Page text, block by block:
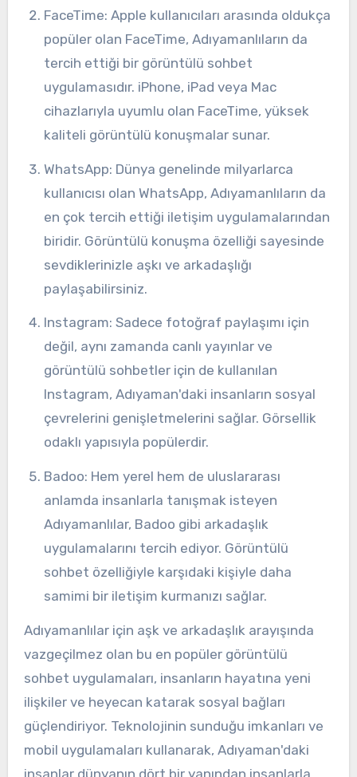
FaceTime: Apple kullanıcıları arasında oldukça
popüler olan FaceTime, Adıyamanlıların da
tercih ettiği bir görüntülü sohbet
uygulamasıdır. iPhone, iPad veya Mac
cihazlarıyla uyumlu olan FaceTime, yüksek
kaliteli görüntülü konuşmalar sunar.
WhatsApp: Dünya genelinde milyarlarca
kullanıcısı olan WhatsApp, Adıyamanlıların da
en çok tercih ettiği iletişim uygulamalarından
biridir. Görüntülü konuşma özelliği sayesinde
sevdiklerinizle aşkı ve arkadaşlığı
paylaşabilirsiniz.
Instagram: Sadece fotoğraf paylaşımı için
değil, aynı zamanda canlı yayınlar ve
görüntülü sohbetler için de kullanılan
Instagram, Adıyaman'daki insanların sosyal
çevrelerini genişletmelerini sağlar. Görsellik
odaklı yapısıyla popülerdir.
Badoo: Hem yerel hem de uluslararası
anlamda insanlarla tanışmak isteyen
Adıyamanlılar, Badoo gibi arkadaşlık
uygulamalarını tercih ediyor. Görüntülü
sohbet özelliğiyle karşıdaki kişiyle daha
samimi bir iletişim kurmanızı sağlar.
Adıyamanlılar için aşk ve arkadaşlık arayışında
vazgeçilmez olan bu en popüler görüntülü
sohbet uygulamaları, insanların hayatına yeni
ilişkiler ve heyecan katarak sosyal bağları
güçlendiriyor. Teknolojinin sunduğu imkanları ve
mobil uygulamaları kullanarak, Adıyaman'daki